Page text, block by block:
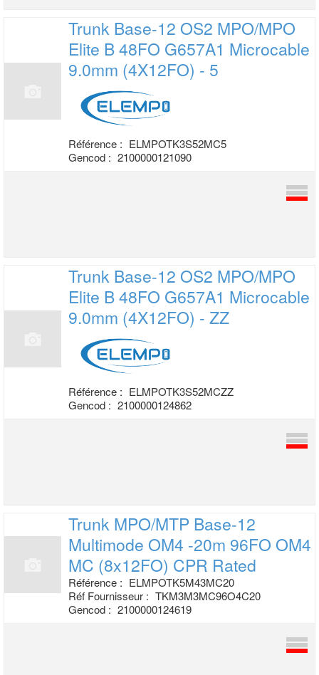
Trunk Base-12 OS2 MPO/MPO
Elite B 48FO G657A1 Microcable
9.0mm (4X12FO) - 5
Référence : ELMPOTK3S52MC5
Gencod : 2100000121090
Trunk Base-12 OS2 MPO/MPO
Elite B 48FO G657A1 Microcable
9.0mm (4X12FO) - ZZ
Référence : ELMPOTK3S52MCZZ
Gencod : 2100000124862
Trunk MPO/MTP Base-12
Multimode OM4 -20m 96FO OM4
MC (8x12FO) CPR Rated
Référence : ELMPOTK5M43MC20
Réf Fournisseur : TKM3M3MC96O4C20
Gencod : 2100000124619